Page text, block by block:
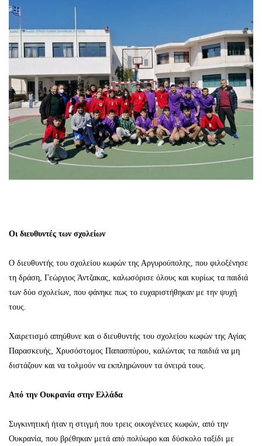
Οι διευθυντές των σχολείων
Ο διευθυντής του σχολείου κωφών της Αργυρούπολης, που φιλοξένησε
τη δράση, Γεώργιος Άντζακας, καλωσόρισε όλους και κυρίως τα παιδιά
των δύο σχολείων, που φάνηκε πως το ευχαριστήθηκαν με την ψυχή
τους.
Χαιρετισμό απηύθυνε και ο διευθυντής του σχολείου κωφών της Αγίας
Παρασκευής, Χρυσόστομος Παπασπύρου, καλώντας τα παιδιά να μη
διστάζουν και να τολμούν να εκπληρώνουν τα όνειρά τους.
Από την Ουκρανία στην Ελλάδα
Συγκινητική ήταν η στιγμή που τρεις οικογένειες κωφών, από την
Ουκρανία, που βρέθηκαν μετά από πολύωρο και δύσκολο ταξίδι με